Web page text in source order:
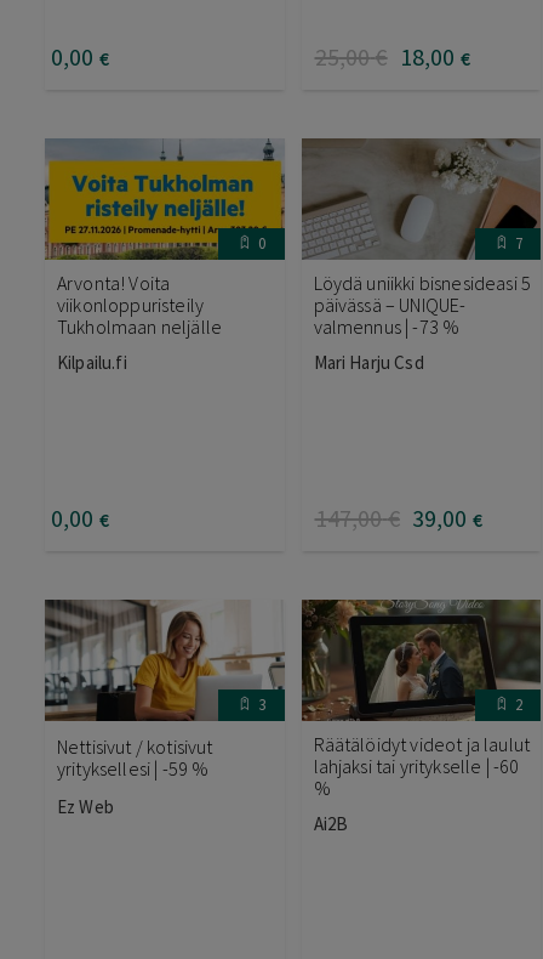
0,00 € 25,00€ 18,00 €
0
Arvonta! Voita
viikonloppuristeily
Tukholmaan neljälle
Kilpailu.fi
0,00 €
7
Löydä uniikki bisnesideasi 5
päivässä – UNIQUE-
valmennus | -73 %
Mari Harju Csd
147,00€ 39,00 €
3
Nettisivut / kotisivut
yrityksellesi | -59 %
Ez Web
2
Räätälöidyt videot ja laulut
lahjaksi tai yritykselle | -60
%
Ai2B